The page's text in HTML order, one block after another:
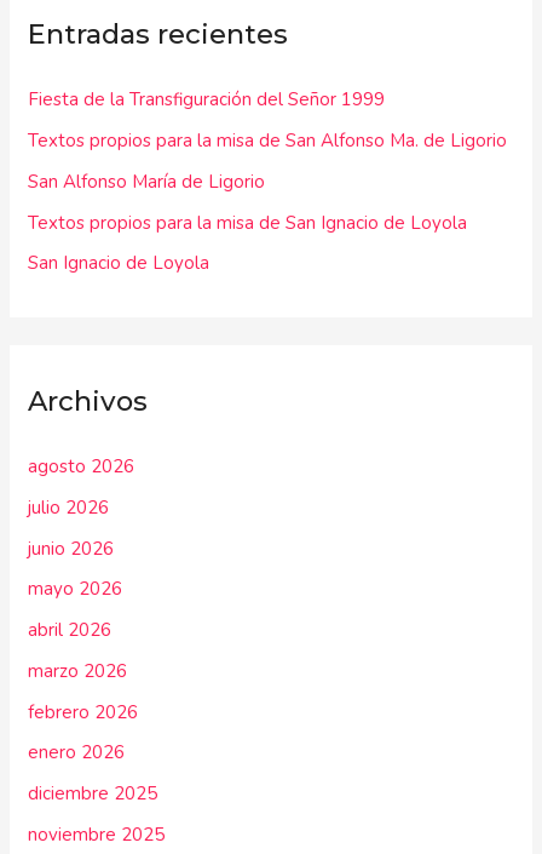
a
p
o
r
:
Entradas recientes
Fiesta de la Transfiguración del Señor 1999
Textos propios para la misa de San Alfonso Ma. de Ligorio
San Alfonso María de Ligorio
Textos propios para la misa de San Ignacio de Loyola
San Ignacio de Loyola
Archivos
agosto 2026
julio 2026
junio 2026
mayo 2026
abril 2026
marzo 2026
febrero 2026
enero 2026
diciembre 2025
noviembre 2025